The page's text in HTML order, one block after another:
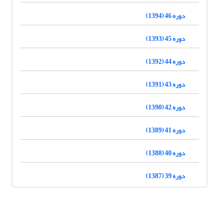
دوره 46 (1394)
دوره 45 (1393)
دوره 44 (1392)
دوره 43 (1391)
دوره 42 (1390)
دوره 41 (1389)
دوره 40 (1388)
دوره 39 (1387)